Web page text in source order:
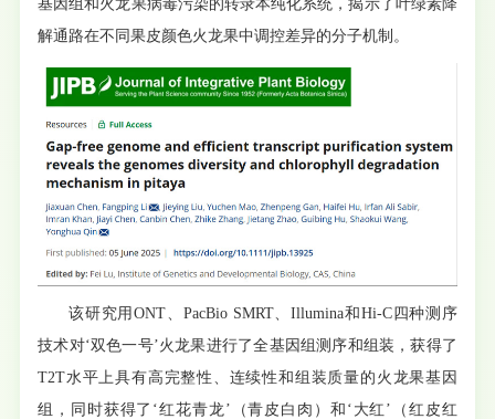
基因组和火龙果病毒污染的转录本纯化系统，揭示了叶绿素降
解通路在不同果皮颜色火龙果中调控差异的分子机制。
该研究用ONT、PacBio SMRT、Illumina和Hi-C四种测序
技术对‘双色一号’火龙果进行了全基因组测序和组装，获得了
T2T水平上具有高完整性、连续性和组装质量的火龙果基因
组，同时获得了‘红花青龙’（青皮白肉）和‘大红’（红皮红